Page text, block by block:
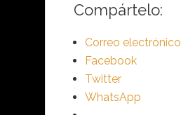
Compártelo:
Correo electrónico
Facebook
Twitter
WhatsApp